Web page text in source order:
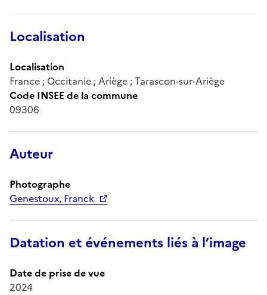
Localisation
Localisation
France ; Occitanie ; Ariège ; Tarascon-sur-Ariège
Code INSEE de la commune
09306
Auteur
Photographe
Genestoux, Franck
Datation et événements liés à l’image
Date de prise de vue
2024